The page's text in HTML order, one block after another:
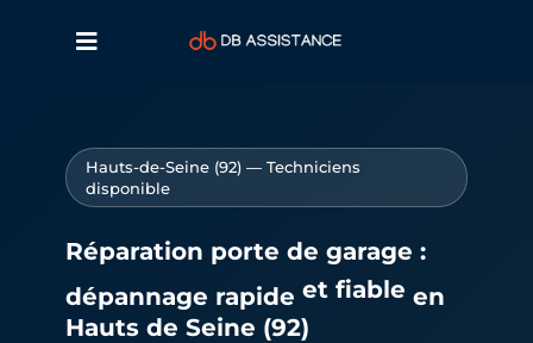
Hauts-de-Seine (92) — Techniciens
disponible
Réparation porte de garage :
dépannage rapide et fiable en
Hauts de Seine (92)